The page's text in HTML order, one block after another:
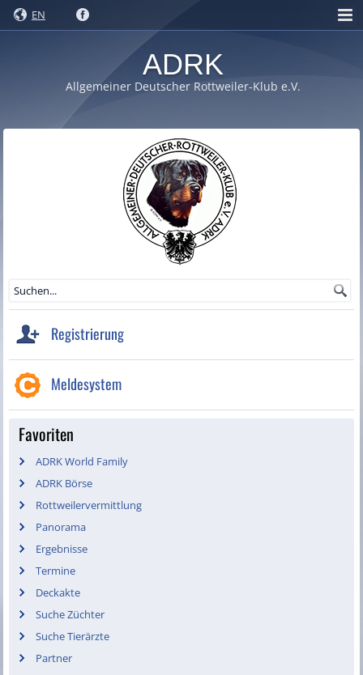
EN
ADRK
Allgemeiner Deutscher Rottweiler-Klub e.V.
Registrierung
Meldesystem
Favoriten
ADRK World Family
ADRK Börse
Rottweilervermittlung
Panorama
Ergebnisse
Termine
Deckakte
Suche Züchter
Suche Tierärzte
Partner